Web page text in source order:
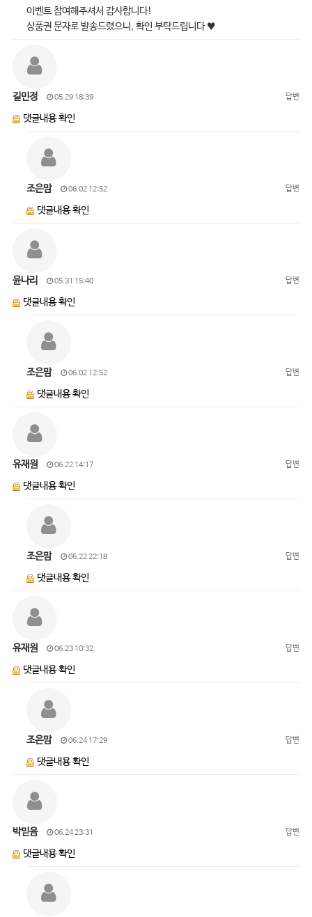
이벤트 참여해주셔서 감사합니다!
상품권 문자로 발송드렸으니, 확인 부탁드립니다 ♥
길민정 05.29 18:39 답변
댓글내용 확인
조은맘 06.02 12:52 답변
댓글내용 확인
윤나리 05.31 15:40 답변
댓글내용 확인
조은맘 06.02 12:52 답변
댓글내용 확인
유재원 06.22 14:17 답변
댓글내용 확인
조은맘 06.22 22:18 답변
댓글내용 확인
유재원 06.23 10:32 답변
댓글내용 확인
조은맘 06.24 17:29 답변
댓글내용 확인
박믿음 06.24 23:31 답변
댓글내용 확인